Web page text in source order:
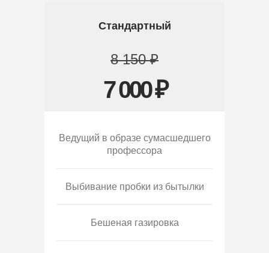
Стандартный
8 150 ₽
7 000 ₽
Ведущий в образе сумасшедшего
профессора
Выбивание пробки из бытылки
Бешеная газировка